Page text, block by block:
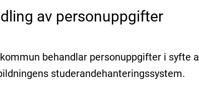
av personuppgifter
behandlar personuppgifter i syfte
studerandehanteringssystem.